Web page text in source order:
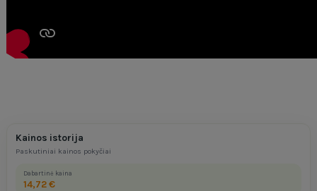
Kainos istorija
Paskutiniai kainos pokyčiai
Dabartinė kaina
14,72 €